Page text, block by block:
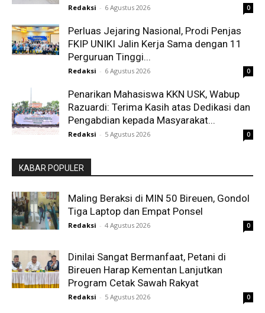
Redaksi - 6 Agustus 2026 0
Perluas Jejaring Nasional, Prodi Penjas
FKIP UNIKI Jalin Kerja Sama dengan 11
Perguruan Tinggi...
Redaksi - 6 Agustus 2026 0
Penarikan Mahasiswa KKN USK, Wabup
Razuardi: Terima Kasih atas Dedikasi dan
Pengabdian kepada Masyarakat...
Redaksi - 5 Agustus 2026 0
KABAR POPULER
Maling Beraksi di MIN 50 Bireuen, Gondol
Tiga Laptop dan Empat Ponsel
Redaksi - 4 Agustus 2026 0
Dinilai Sangat Bermanfaat, Petani di
Bireuen Harap Kementan Lanjutkan
Program Cetak Sawah Rakyat
Redaksi - 5 Agustus 2026 0